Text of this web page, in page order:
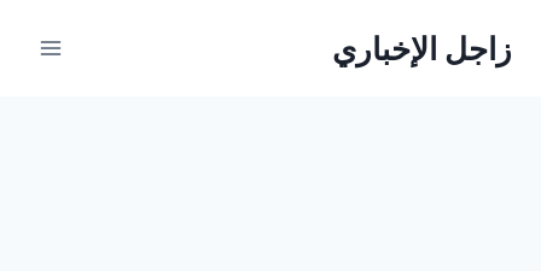
زاجل الإخباري